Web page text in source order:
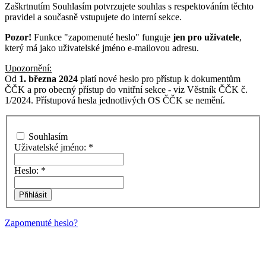
Zaškrtnutím Souhlasím potvrzujete souhlas s respektováním těchto
pravidel a současně vstupujete do interní sekce.
Pozor! Funkce "zapomenuté heslo" funguje jen pro uživatele,
který má jako uživatelské jméno e-mailovou adresu.
Upozornění:
Od 1. března 2024 platí nové heslo pro přístup k dokumentům
ČČK a pro obecný přístup do vnitřní sekce - viz Věstník ČČK č.
1/2024. Přístupová hesla jednotlivých OS ČČK se nemění.
Souhlasím
Uživatelské jméno: *
Heslo: *
Zapomenuté heslo?